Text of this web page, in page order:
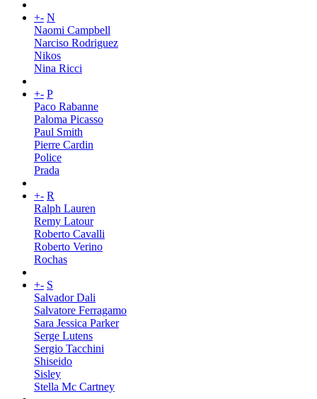
+- N
Naomi Campbell
Narciso Rodriguez
Nikos
Nina Ricci
+- P
Paco Rabanne
Paloma Picasso
Paul Smith
Pierre Cardin
Police
Prada
+- R
Ralph Lauren
Remy Latour
Roberto Cavalli
Roberto Verino
Rochas
+- S
Salvador Dali
Salvatore Ferragamo
Sara Jessica Parker
Serge Lutens
Sergio Tacchini
Shiseido
Sisley
Stella Mc Cartney